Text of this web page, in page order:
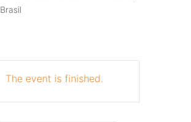
Brasil
The event is finished.